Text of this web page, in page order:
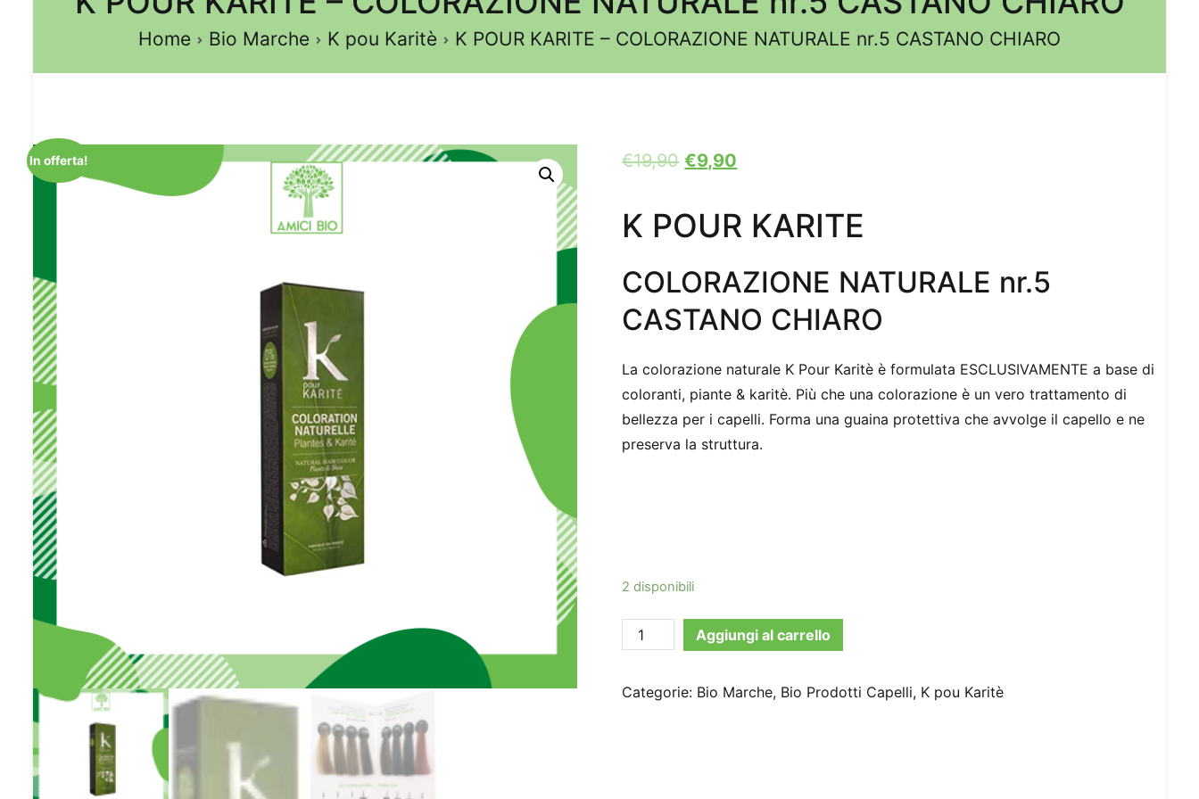
Home Bio Marche K pou Karitè K POUR KARITE – COLORAZIONE NATURALE nr.5 CASTANO CHIARO
In offerta! €19,90 €9,90
K POUR KARITE
COLORAZIONE NATURALE nr.5
CASTANO CHIARO
La colorazione naturale K Pour Karitè è formulata ESCLUSIVAMENTE a base di
coloranti, piante & karitè. Più che una colorazione è un vero trattamento di
bellezza per i capelli. Forma una guaina protettiva che avvolge il capello e ne
preserva la struttura.
2 disponibili
POUR
Aggiungi al carrello
Categorie: Bio Marche, Bio Prodotti Capelli, K pou Karitè